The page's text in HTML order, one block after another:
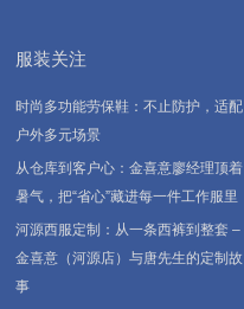
服装关注
时尚多功能劳保鞋：不止防护，适配
户外多元场景
从仓库到客户心：金喜意廖经理顶着
暑气，把“省心”藏进每一件工作服里
河源西服定制：从一条西裤到整套 –
金喜意（河源店）与唐先生的定制故
事